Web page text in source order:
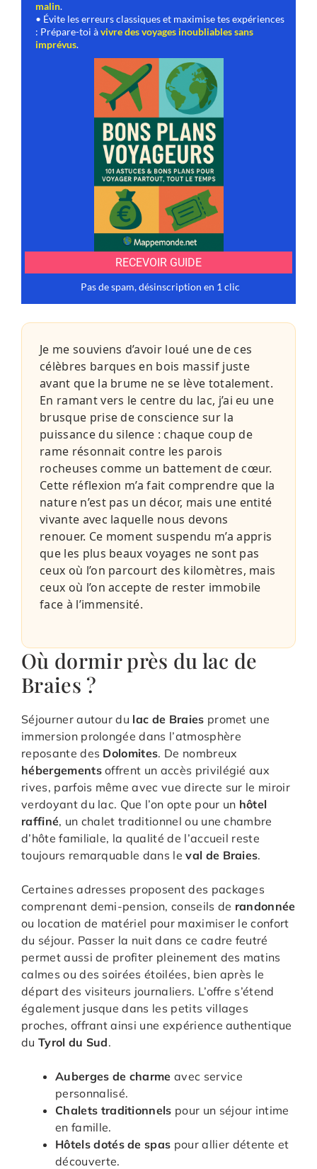
Je me souviens d’avoir loué une de ces
célèbres barques en bois massif juste
avant que la brume ne se lève totalement.
En ramant vers le centre du lac, j’ai eu une
brusque prise de conscience sur la
puissance du silence : chaque coup de
rame résonnait contre les parois
rocheuses comme un battement de cœur.
Cette réflexion m’a fait comprendre que la
nature n’est pas un décor, mais une entité
vivante avec laquelle nous devons
renouer. Ce moment suspendu m’a appris
que les plus beaux voyages ne sont pas
ceux où l’on parcourt des kilomètres, mais
ceux où l’on accepte de rester immobile
face à l’immensité.
Où dormir près du lac de
Braies ?
Séjourner autour du lac de Braies promet une
immersion prolongée dans l’atmosphère
reposante des Dolomites. De nombreux
hébergementsoffrent un accès privilégié aux
rives, parfois même avec vue directe sur le miroir
verdoyant du lac. Que l’on opte pour un hôtel
raffiné, un chalet traditionnel ou une chambre
d’hôte familiale, la qualité de l’accueil reste
toujours remarquable dans leval de Braies.
Certaines adresses proposent des packages
comprenant demi-pension, conseils de randonnée
ou location de matériel pour maximiser le confort
du séjour. Passer la nuit dans ce cadre feutré
permet aussi de profiter pleinement des matins
calmes ou des soirées étoilées, bien après le
départ des visiteurs journaliers. L’offre s’étend
également jusque dans les petits villages
proches, offrant ainsi une expérience authentique
du Tyrol du Sud.
Auberges de charme avec service
personnalisé.
Chalets traditionnels pour un séjour intime
en famille.
Hôtels dotés de spas pour allier détente et
découverte.